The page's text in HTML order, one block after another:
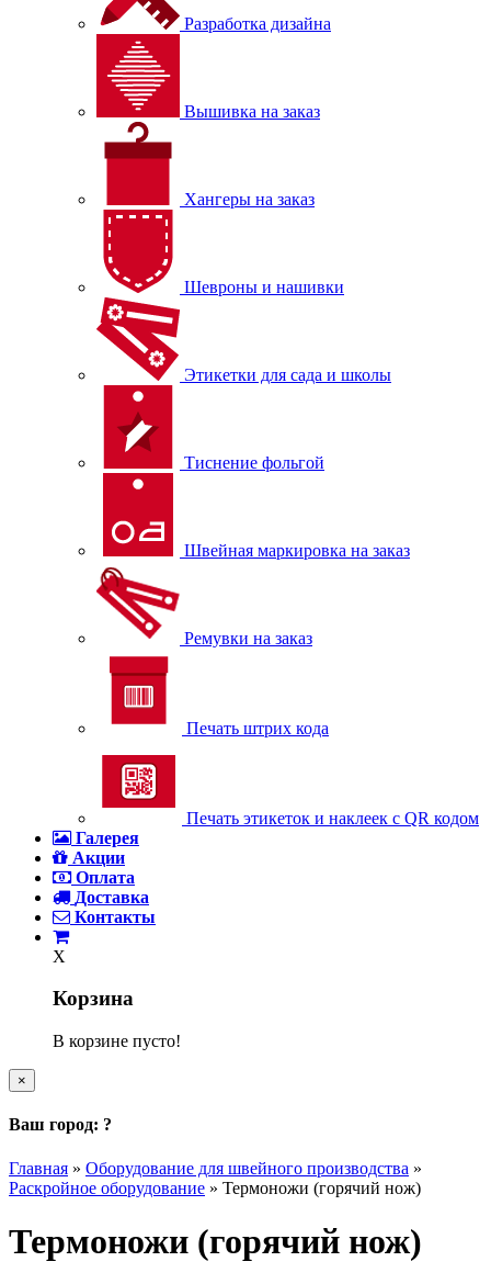
Разработка дизайна
Вышивка на заказ
Хангеры на заказ
Шевроны и нашивки
Этикетки для сада и школы
Тиснение фольгой
Швейная маркировка на заказ
Ремувки на заказ
Печать штрих кода
Печать этикеток и наклеек с QR кодом
Галерея
Акции
Оплата
Доставка
Контакты
X
Корзина
В корзине пусто!
×
Ваш город: ?
Главная » Оборудование для швейного производства »
Раскройное оборудование » Термоножи (горячий нож)
Термоножи (горячий нож)